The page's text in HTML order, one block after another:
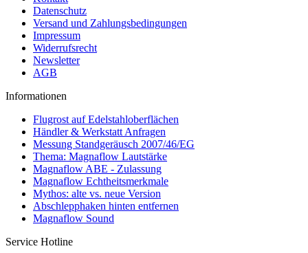
Datenschutz
Versand und Zahlungsbedingungen
Impressum
Widerrufsrecht
Newsletter
AGB
Informationen
Flugrost auf Edelstahloberflächen
Händler & Werkstatt Anfragen
Messung Standgeräusch 2007/46/EG
Thema: Magnaflow Lautstärke
Magnaflow ABE - Zulassung
Magnaflow Echtheitsmerkmale
Mythos: alte vs. neue Version
Abschlepphaken hinten entfernen
Magnaflow Sound
Service Hotline